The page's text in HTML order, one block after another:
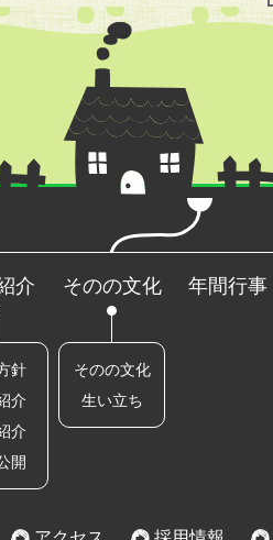
介
針
介
介
開
そのの文化
そのの文化
生い立ち
年間行事